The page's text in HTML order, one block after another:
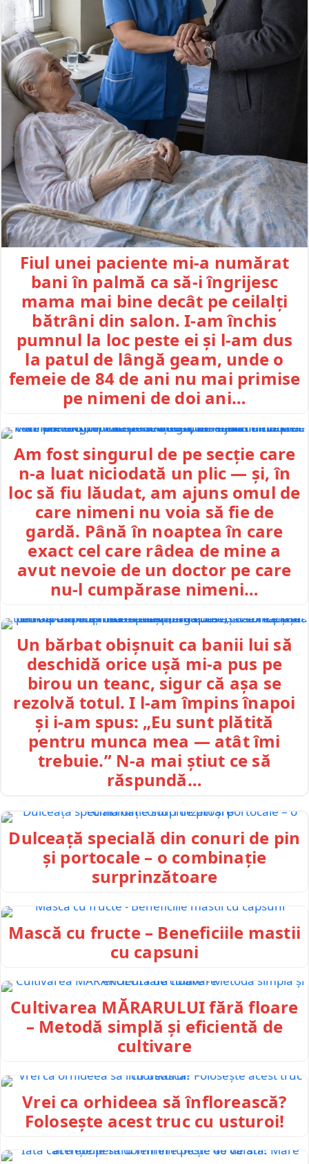
Fiul unei paciente mi-a numărat
bani în palmă ca să-i îngrijesc
mama mai bine decât pe ceilalți
bătrâni din salon. I-am închis
pumnul la loc peste ei și l-am dus
la patul de lângă geam, unde o
femeie de 84 de ani nu mai primise
pe nimeni de doi ani…
Am fost singurul de pe secție care
n-a luat niciodată un plic — și, în
loc să fiu lăudat, am ajuns omul de
care nimeni nu voia să fie de
gardă. Până în noaptea în care
exact cel care râdea de mine a
avut nevoie de un doctor pe care
nu-l cumpărase nimeni…
Un bărbat obișnuit ca banii lui să
deschidă orice ușă mi-a pus pe
birou un teanc, sigur că așa se
rezolvă totul. I l-am împins înapoi
și i-am spus: „Eu sunt plătită
pentru munca mea — atât îmi
trebuie.” N-a mai știut ce să
răspundă…
Dulceață specială din conuri de pin
și portocale – o combinație
surprinzătoare
Mască cu fructe – Beneficiile mastii
cu capsuni
Cultivarea MĂRARULUI fără floare
– Metodă simplă și eficientă de
cultivare
Vrei ca orhideea să înflorească?
Folosește acest truc cu usturoi!